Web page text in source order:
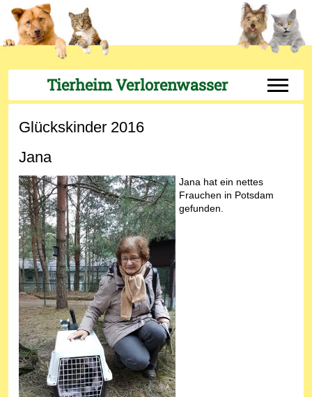
Tierheim Verlorenwasser Off-
Glückskinder 2016
Jana
Jana hat ein nettes
Frauchen in Potsdam
gefunden.